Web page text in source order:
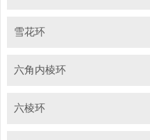
雪花环
六角内棱环
六棱环